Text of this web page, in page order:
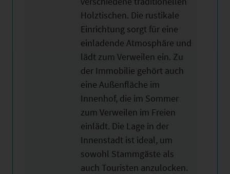
Holztischen. Die rustikale
Einrichtung sorgt für eine
einladende Atmosphäre und
lädt zum Verweilen ein. Zu
der Immobilie gehört auch
eine Außenfläche im
Innenhof, die im Sommer
zum Verweilen im Freien
einlädt. Die Lage in der
Innenstadt ist ideal, um
sowohl Stammgäste als
auch Touristen anzulocken.